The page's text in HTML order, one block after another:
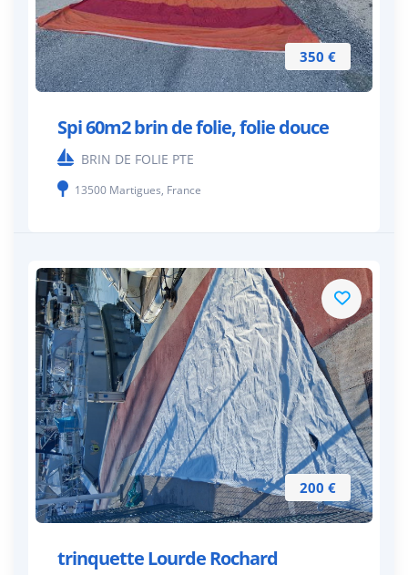
350 €
Spi 60m2 brin de folie, folie douce
BRIN DE FOLIE PTE
13500 Martigues, France
200 €
trinquette Lourde Rochard